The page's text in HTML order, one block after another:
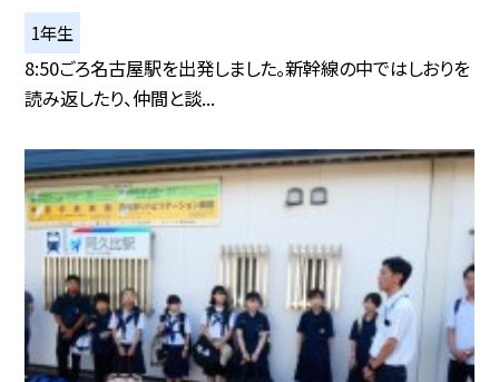
1年生
8:50ごろ名古屋駅を出発しました。新幹線の中ではしおりを
読み返したり、仲間と談...